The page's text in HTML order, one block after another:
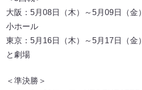
大阪：5月08日（木）～5月09日（金
小ホール
東京：5月16日（木）～5月17日（金
と劇場
＜準決勝＞